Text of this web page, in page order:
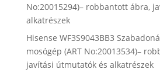
No:20015294)– robbantott ábra,
alkatrészek
Hisense WF3S9043BB3
mosógép (ART No:20013534)–
javítási útmutatók és alkatrészek